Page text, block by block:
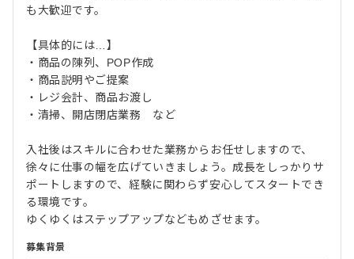
も大歓迎です。
【具体的には…】
・商品の陳列、POP作成
・商品説明やご提案
・レジ会計、商品お渡し
・清掃、開店閉店業務 など
入社後はスキルに合わせた業務からお任せしますので、
徐々に仕事の幅を広げていきましょう。成長をしっかりサ
ポートしますので、経験に関わらず安心してスタートでき
る環境です。
ゆくゆくはステップアップなどもめざせます。
募集背景